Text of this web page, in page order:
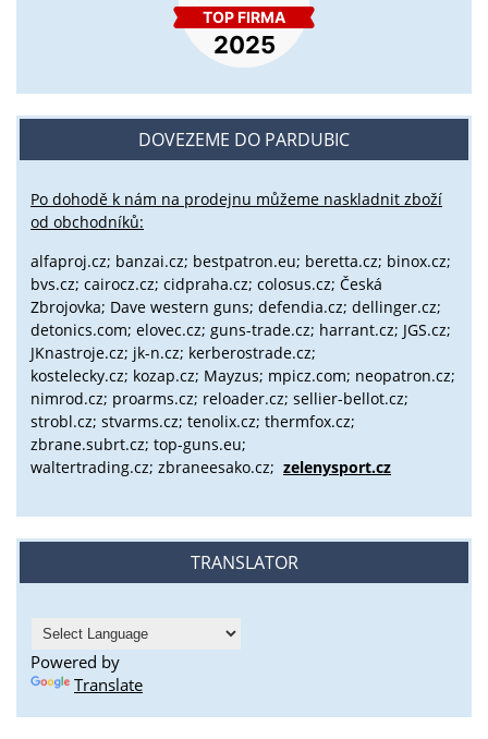
DOVEZEME DO PARDUBIC
Po dohodě k nám na prodejnu můžeme naskladnit zboží
od obchodníků:
alfaproj.cz; banzai.cz; bestpatron.eu; beretta.cz; binox.cz;
bvs.cz; cairocz.cz; cidpraha.cz; colosus.cz; Česká
Zbrojovka; Dave western guns; defendia.cz; dellinger.cz;
detonics.com; elovec.cz; guns-trade.cz; harrant.cz; JGS.cz;
JKnastroje.cz; jk-n.cz; kerberostrade.cz;
kostelecky.cz; kozap.cz; Mayzus; mpicz.com; neopatron.cz;
nimrod.cz; proarms.cz; reloader.cz; sellier-bellot.cz;
strobl.cz; stvarms.cz; tenolix.cz; thermfox.cz;
zbrane.subrt.cz; top-guns.eu;
waltertrading.cz; zbraneesako.cz; zelenysport.cz
TRANSLATOR
Powered by
Translate